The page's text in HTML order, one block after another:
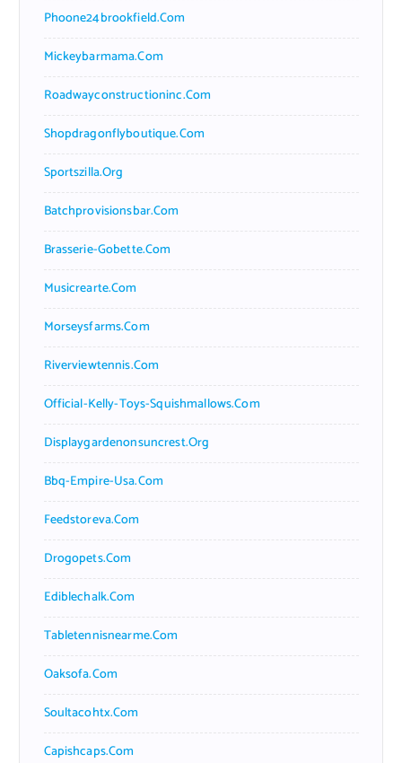
Phoone24brookfield.com
Mickeybarmama.com
Roadwayconstructioninc.com
Shopdragonflyboutique.com
Sportszilla.org
Batchprovisionsbar.com
Brasserie-Gobette.com
Musicrearte.com
Morseysfarms.com
Riverviewtennis.com
Official-Kelly-Toys-Squishmallows.com
Displaygardenonsuncrest.org
Bbq-Empire-Usa.com
Feedstoreva.com
Drogopets.com
Ediblechalk.com
Tabletennisnearme.com
Oaksofa.com
Soultacohtx.com
Capishcaps.com